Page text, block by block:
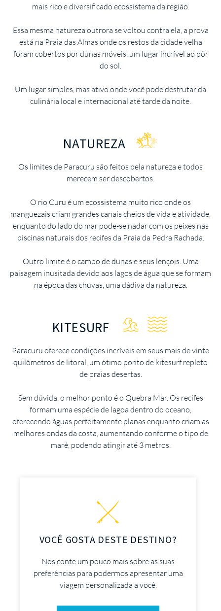
mais rico e diversificado ecossistema da região.
Essa mesma natureza outrora se voltou contra ela, a prova
está na Praia das Almas onde os restos da cidade velha
foram cobertos por dunas móveis, um lugar incrível ao pôr
do sol.
Um lugar simples, mas ativo onde você pode desfrutar da
culinária local e internacional até tarde da noite.
NATUREZA
Os limites de Paracuru são feitos pela natureza e todos
merecem ser descobertos.
O rio Curu é um ecossistema muito rico onde os
manguezais criam grandes canais cheios de vida e atividade,
enquanto do lado do mar pode-se nadar com os peixes nas
piscinas naturais dos recifes da Praia da Pedra Rachada.
Outro limite é o campo de dunas e seus lençóis. Uma
paisagem inusitada devido aos lagos de água que se formam
na época das chuvas, uma dádiva da natureza.
KITESURF
Paracuru oferece condições incríveis em seus mais de vinte
quilômetros de litoral, um ótimo ponto de kitesurf repleto
de praias desertas.
Sem dúvida, o melhor ponto é o Quebra Mar. Os recifes
formam uma espécie de lagoa dentro do oceano,
oferecendo águas perfeitamente planas enquanto criam as
melhores ondas da costa, aumentando conforme o tipo de
maré, podendo atingir até 3 metros.
VOCÊ GOSTA DESTE DESTINO?
Nos conte um pouco mais sobre as suas
preferências para podermos apresentar uma
viagem personalizada a você.